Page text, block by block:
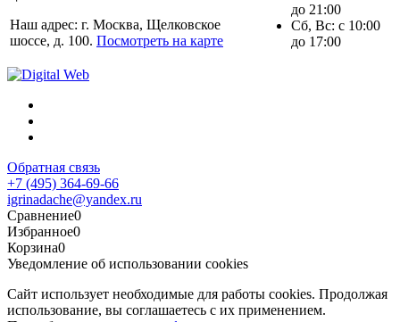
Наш адрес: г. Москва, Щелковское
шоссе, д. 100. Посмотреть на карте
до 21:00
Сб, Вс: с 10:00
до 17:00
Обратная связь
+7 (495) 364-69-66
igrinadache@yandex.ru
Сравнение0
Избранное0
Корзина0
Уведомление об использовании cookies
Сайт использует необходимые для работы cookies. Продолжая
использование, вы соглашаетесь с их применением.